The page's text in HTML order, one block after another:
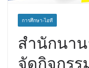
การศึกษา-ไอที
สำนักนา
จัดกิจกรร